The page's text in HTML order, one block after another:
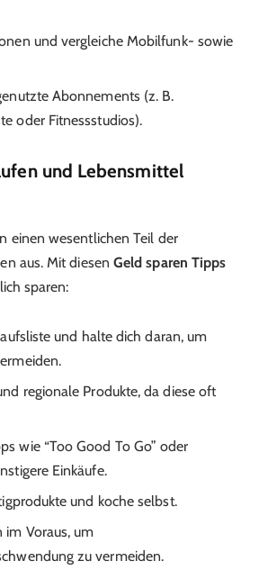
und vergleiche Mobilfunk- sowie
Abonnements (z. B.
oder Fitnessstudios).
und Lebensmittel
einen wesentlichen Teil der
aus. Mit diesen Geld sparen Tipps
sparen:
und halte dich daran, um
regionale Produkte, da diese oft
wie “Too Good To Go” oder
Einkäufe.
und koche selbst.
im Voraus, um
zu vermeiden.